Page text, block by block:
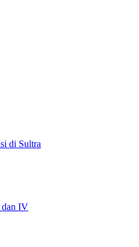
di Sultra
dan IV